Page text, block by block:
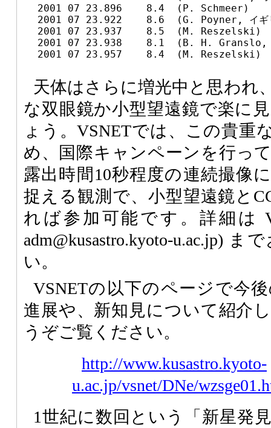
  2001 07 23.896    8.4  (P. Schmeer)
2001 07 23.922    8.6  (G. Poyner, イギ
  2001 07 23.937    8.5  (M. Reszelski)
2001 07 23.938    8.1  (B. H. Granslo,
  2001 07 23.957    8.4  (M. Reszelski)
天体はさらに増光中と思われ
な双眼鏡か小型望遠鏡で楽に
ょう。VSNETでは、この貴重
め、国際キャンペーンを行っ
露出時間10秒程度の連続撮像
捉える観測で、小型望遠鏡と
れば参加可能です。詳細は
adm@kusastro.kyoto-u.ac.jp)
い。
VSNETの以下のページで今
進展や、新知見について紹介
うぞご覧ください。
http://www.kusastro.kyoto-
u.ac.jp/vsnet/DNe/
1世紀に数回という「新星発